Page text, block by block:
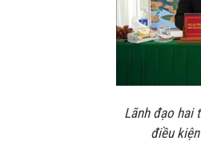
Lãnh đạo hai
điều